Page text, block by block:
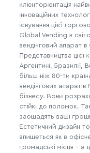
кліенторіентація
інноваційних
існування цієї
Global Vending в
вендінговий апарат
Представництва цієї
Аргентині, Бразилії,
більш ніж 80-ти
вендінгових
бізнесу. Вони
стійкі до поломок.
заощадять ваші
Естетичний дизайн
впишеться як в
громадські місця - а